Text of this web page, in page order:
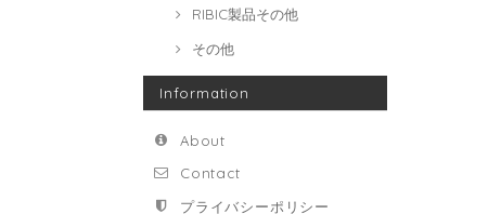
RIBIC製品その他
その他
Information
About
Contact
プライバシーポリシー